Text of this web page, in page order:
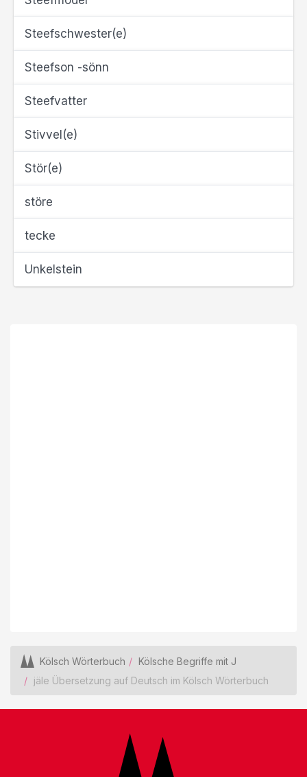
Steefschwester(e)
Steefson -sönn
Steefvatter
Stivvel(e)
Stör(e)
störe
tecke
Unkelstein
Kölsch Wörterbuch
Kölsche Begriffe mit J
jäle Übersetzung auf Deutsch im Kölsch Wörterbuch